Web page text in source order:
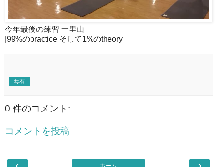
今年最後の練習 一里山
|99%のpractice そして1%のtheory
共有
0 件のコメント:
コメントを投稿
ホーム